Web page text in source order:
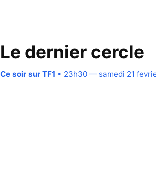
Le dernier cercle
Ce soir sur TF1 • 23h30 — samedi 21